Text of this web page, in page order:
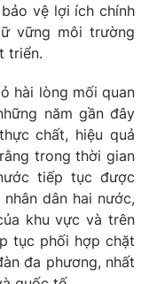
vệ lợi ích chính
vững môi trường
triển.
hài lòng mối quan
năm gần đây
chất, hiệu quả
trong thời gian
tiếp tục được
dân hai nước,
khu vực và trên
tục phối hợp chặt
đa phương, nhất